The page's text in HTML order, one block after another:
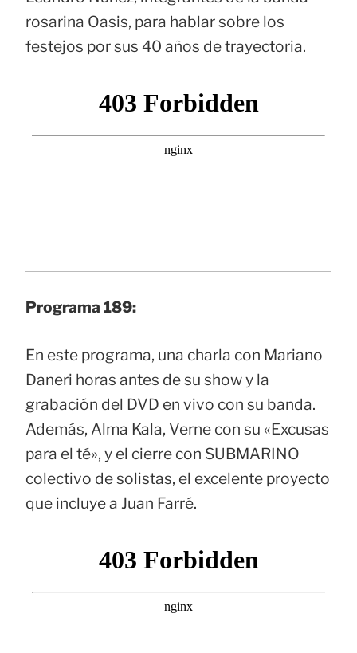
rosarina Oasis, para hablar sobre los
festejos por sus 40 años de trayectoria.
Programa 189:
En este programa, una charla con Mariano
Daneri horas antes de su show y la
grabación del DVD en vivo con su banda.
Además, Alma Kala, Verne con su «Excusas
para el té», y el cierre con SUBMARINO
colectivo de solistas, el excelente proyecto
que incluye a Juan Farré.